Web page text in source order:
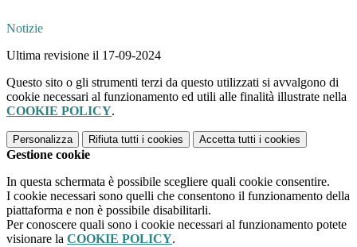
Notizie
Ultima revisione il 17-09-2024
Questo sito o gli strumenti terzi da questo utilizzati si avvalgono di
cookie necessari al funzionamento ed utili alle finalità illustrate nella
COOKIE POLICY.
Personalizza Rifiuta tutti i cookies Accetta tutti i cookies
Gestione cookie
In questa schermata è possibile scegliere quali cookie consentire.
I cookie necessari sono quelli che consentono il funzionamento della
piattaforma e non è possibile disabilitarli.
Per conoscere quali sono i cookie necessari al funzionamento potete
visionare la COOKIE POLICY.